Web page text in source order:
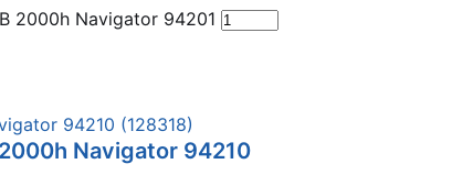
2000h Navigator 94201
Navigator 94210